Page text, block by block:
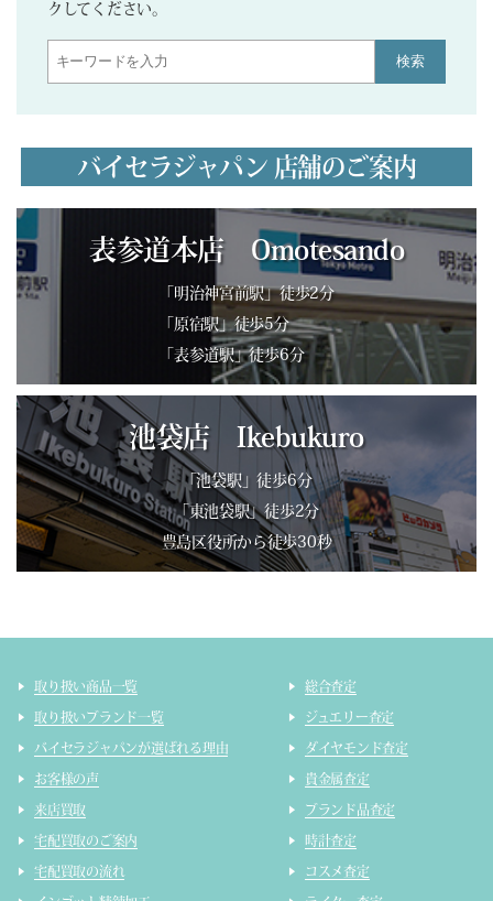
クしてください。
検索
バイセラジャパン 店舗のご案内
表参道本店 Omotesando
「明治神宮前駅」徒歩2分
「原宿駅」徒歩5分
「表参道駅」徒歩6分
池袋店 Ikebukuro
「池袋駅」徒歩6分
「東池袋駅」徒歩2分
豊島区役所から徒歩30秒
取り扱い商品一覧
取り扱いブランド一覧
バイセラジャパンが選ばれる理由
お客様の声
来店買取
宅配買取のご案内
宅配買取の流れ
総合査定
ジュエリー査定
ダイヤモンド査定
貴金属査定
ブランド品査定
時計査定
コスメ査定